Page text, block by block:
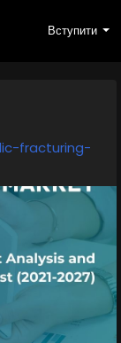
Вступити
fracturing-